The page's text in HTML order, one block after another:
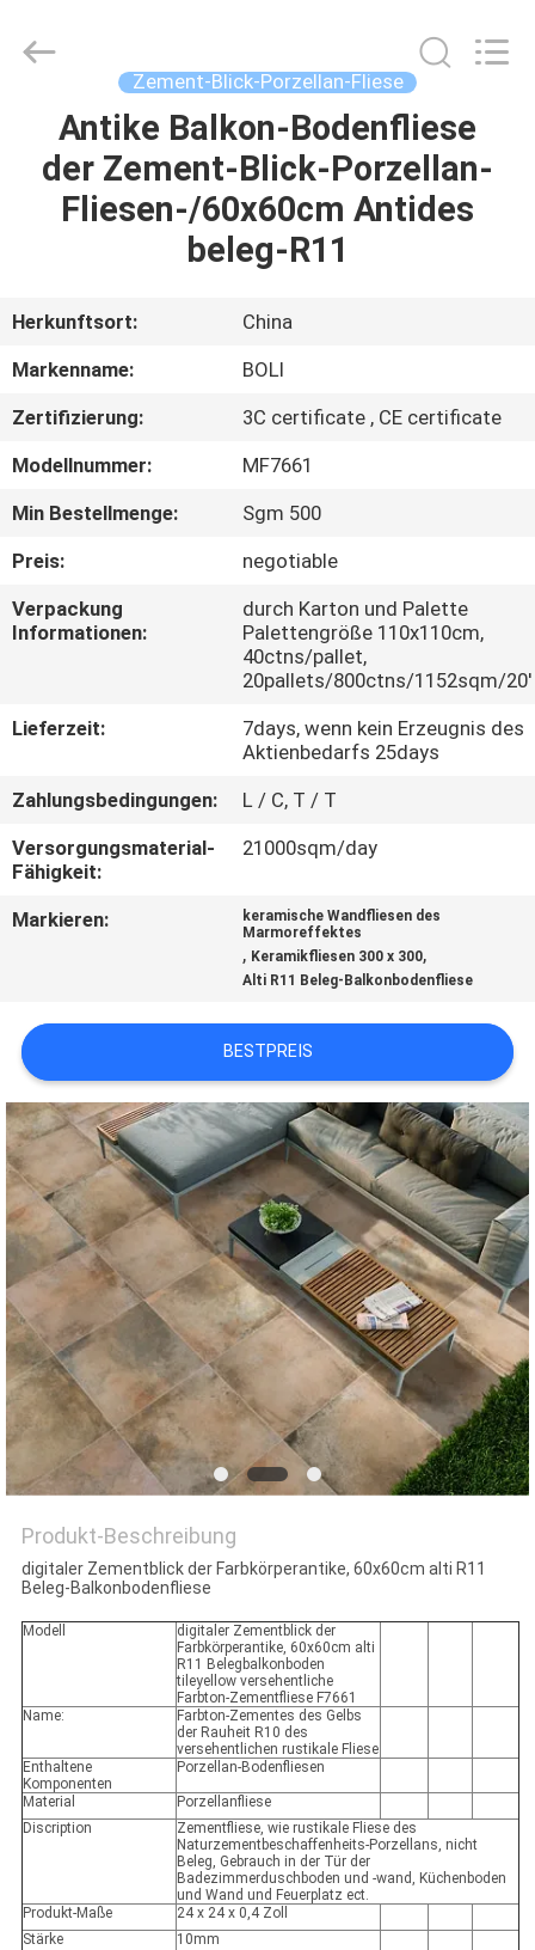
HAUSE
VIDEOS
UNS
WERKSBESICHTIGUNG
QUALITÄTSKONTROLLE
UNS
BITTE UM
EIN
ANGEBOT
DATENSCHUTZRICHTLINIE
CERAMICS
CO.,LTD..
Zement-Blick-Porzellan-Fliese
Antike Balkon-Bodenfliese
der Zement-Blick-Porzellan-
Fliesen-/60x60cm Antides
beleg-R11
Herkunftsort:
China
Markenname:
BOLI
Zertifizierung:
3C certificate , CE certificate
Modellnummer:
MF7661
Min Bestellmenge:
Sgm 500
Preis:
negotiable
Verpackung
Informationen:
durch Karton und Palette
Palettengröße 110x110cm,
40ctns/pallet,
20pallets/800ctns/1152sqm/20'
Lieferzeit:
7days, wenn kein Erzeugnis des
Aktienbedarfs 25days
Zahlungsbedingungen:
L / C, T / T
Versorgungsmaterial-
Fähigkeit:
21000sqm/day
Markieren:
keramische Wandfliesen des
Marmoreffektes
, Keramikfliesen 300 x 300,
Alti R11 Beleg-Balkonbodenfliese
BESTPREIS
Produkt-Beschreibung
digitaler Zementblick der Farbkörperantike, 60x60cm alti R11
Beleg-Balkonbodenfliese
Modell
digitaler Zementblick der
Farbkörperantike, 60x60cm alti
R11 Belegbalkonboden
tileyellow versehentliche
Farbton-Zementfliese F7661
Name:
Farbton-Zementes des Gelbs
der Rauheit R10 des
versehentlichen rustikale Fliese
Enthaltene
Komponenten
Porzellan-Bodenfliesen
Material
Porzellanfliese
Discription
Zementfliese, wie rustikale Fliese des
Naturzementbeschaffenheits-Porzellans, nicht
Beleg, Gebrauch in der Tür der
Badezimmerduschboden und -wand, Küchenboden
und Wand und Feuerplatz ect.
Produkt-Maße
24 x 24 x 0,4 Zoll
Stärke
10mm